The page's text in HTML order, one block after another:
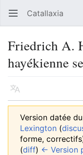
Ouvrir le menu principal Catallaxia
Friedrich A.
hayékienne
Langue
Version datée
Lexington (
forme,
(diff) ← Version